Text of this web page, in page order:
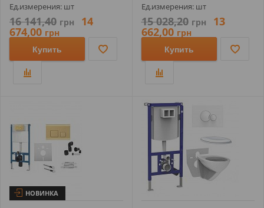
Ед.измерения: шт
16 141,40 грн 14
674,00 грн
Купить
Ед.измерения: шт
15 028,20 грн 13
662,00 грн
Купить
НОВИНКА